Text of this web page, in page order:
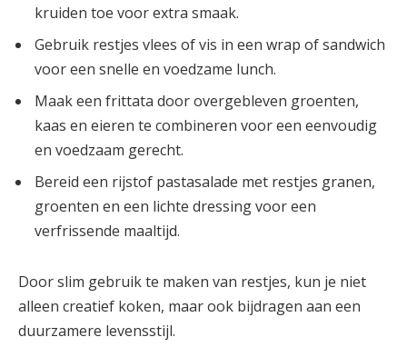
kruiden toe voor extra smaak.
Gebruik restjes vlees of vis in een wrap of sandwich
voor een snelle en voedzame lunch.
Maak een frittata door overgebleven groenten,
kaas en eieren te combineren voor een eenvoudig
en voedzaam gerecht.
Bereid een rijstof pastasalade met restjes granen,
groenten en een lichte dressing voor een
verfrissende maaltijd.
Door slim gebruik te maken van restjes, kun je niet
alleen creatief koken, maar ook bijdragen aan een
duurzamere levensstijl.